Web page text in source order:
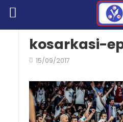
kosarkasi-
15/09/2017